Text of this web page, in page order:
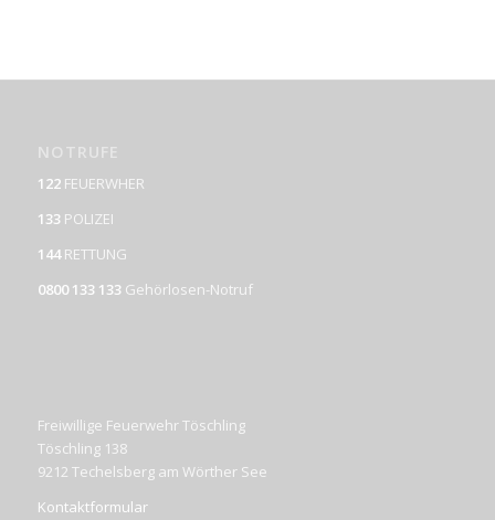
NOTRUFE
122FEUERWHER
133POLIZEI
144RETTUNG
0800 133 133 Gehörlosen-Notruf
Freiwillige Feuerwehr Töschling
Töschling 138
9212 Techelsberg am Wörther See
Kontaktformular